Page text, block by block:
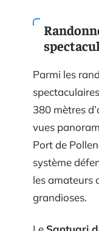
Parmi les
380 mètres
vues
Port de
système
les amateurs
grandioses.